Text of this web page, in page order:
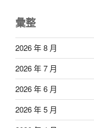
彙整
2026 年 8 月
2026 年 7 月
2026 年 6 月
2026 年 5 月